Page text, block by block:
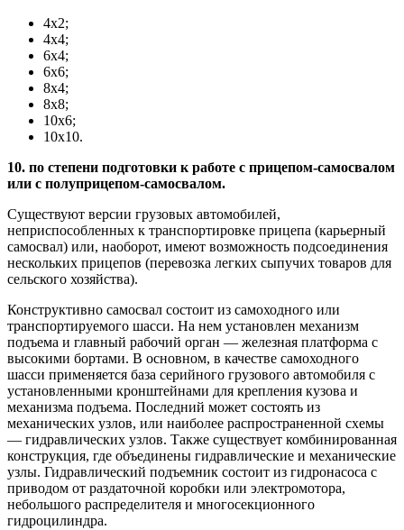
4х2;
4х4;
6х4;
6х6;
8х4;
8х8;
10х6;
10х10.
10. по степени подготовки к работе с прицепом-самосвалом
или с полуприцепом-самосвалом.
Существуют версии грузовых автомобилей,
неприспособленных к транспортировке прицепа (карьерный
самосвал) или, наоборот, имеют возможность подсоединения
нескольких прицепов (перевозка легких сыпучих товаров для
сельского хозяйства).
Конструктивно самосвал состоит из самоходного или
транспортируемого шасси. На нем установлен механизм
подъема и главный рабочий орган — железная платформа с
высокими бортами. В основном, в качестве самоходного
шасси применяется база серийного грузового автомобиля с
установленными кронштейнами для крепления кузова и
механизма подъема. Последний может состоять из
механических узлов, или наиболее распространенной схемы
— гидравлических узлов. Также существует комбинированная
конструкция, где объединены гидравлические и механические
узлы. Гидравлический подъемник состоит из гидронасоса с
приводом от раздаточной коробки или электромотора,
небольшого распределителя и многосекционного
гидроцилиндра.